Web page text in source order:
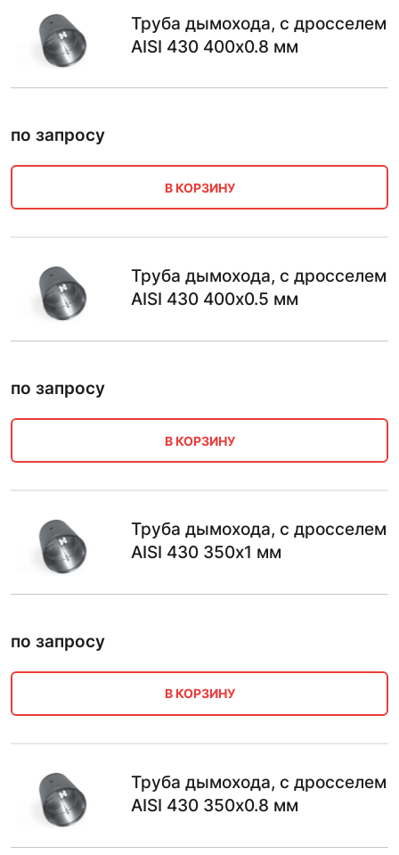
Труба дымохода, с дросселем
AISI 430 400х0.8 мм
по запросу
В КОРЗИНУ
Труба дымохода, с дросселем
AISI 430 400х0.5 мм
по запросу
В КОРЗИНУ
Труба дымохода, с дросселем
AISI 430 350х1 мм
по запросу
В КОРЗИНУ
Труба дымохода, с дросселем
AISI 430 350х0.8 мм